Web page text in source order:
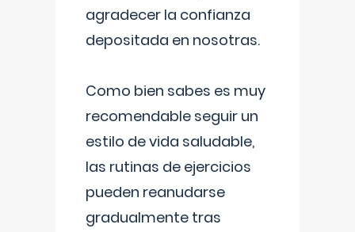
agradecer la confianza
depositada en nosotras.
Como bien sabes es muy
recomendable seguir un
estilo de vida saludable,
las rutinas de ejercicios
pueden reanudarse
gradualmente tras